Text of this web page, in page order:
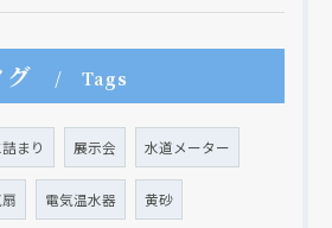
グ Tags
まり 展示会 水道メーター
電気温水器 黄砂
シのページにジャンプします
シのページにジャンプします